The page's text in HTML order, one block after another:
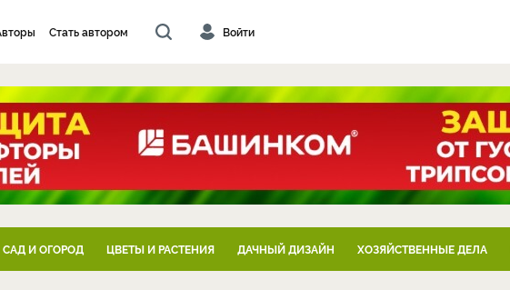
Стать автором Войти
САД И ОГОРОД ЦВЕТЫ И РАСТЕНИЯ ДАЧНЫЙ ДИЗАЙН ХОЗЯЙСТВЕННЫЕ ДЕЛА